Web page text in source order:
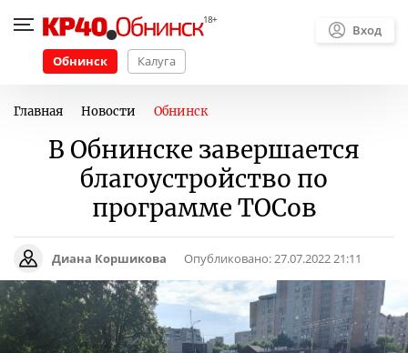
Обнинск Калуга
Вход
Главная Новости Обнинск
В Обнинске завершается
благоустройство по
программе ТОСов
Диана Коршикова Опубликовано:27.07.2022 21:11